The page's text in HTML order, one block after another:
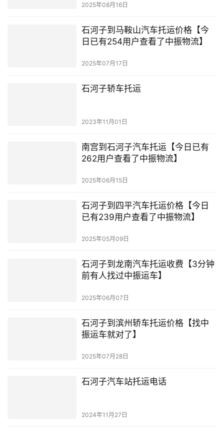
2025年08月16日
石河子到马鞍山汽车托运价格【今
日已有254用户查看了中振物流】
2025年07月17日
石河子轿车托运
2023年11月01日
南宫到石河子汽车托运【今日已有
262用户查看了中振物流】
2025年06月15日
石河子到四平汽车托运价格【今日
已有239用户查看了中振物流】
2025年05月09日
石河子到龙南汽车托运收费【3分钟
前有人找过中振运车】
2025年06月07日
石河子到滨州轿车托运价格【找中
振运车就对了】
2025年07月28日
石河子汽车站托运电话
2024年11月27日